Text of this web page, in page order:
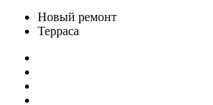
Новый ремонт
Терраса